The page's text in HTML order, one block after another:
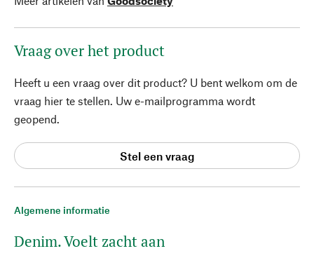
Algemene informatie
Denim. Voelt zacht aan
Vraag over het product
Heeft u een vraag over dit product? U bent welkom om de
vraag hier te stellen. Uw e-mailprogramma wordt
geopend.
Stel een vraag